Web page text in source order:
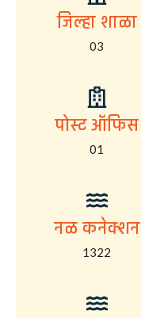
जिल्हा शाळा
03
पोस्ट ऑफिस
01
नळ कनेक्शन
1322